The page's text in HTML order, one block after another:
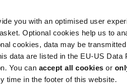
you with an optimised user
Optional cookies help us to
cookies, data may be
data are listed in the EU-US
You can accept all cookies or
time in the footer of this website.